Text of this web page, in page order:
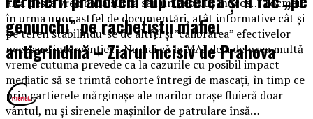
în urma unor astfel de documentări, atât informative cât și
pe teren stabilindu-se de altfel și ”calibrarea” efectivelor
necesare intervenției… Numai că la MAI deja de prea multă
vreme cutuma prevede ca la cazurile cu posibil impact
mediatic să se trimtă cohorte întregi de mascați, în timp ce
prin cartierele mărginașe ale marilor orașe fluieră doar
vântul, nu și sirenele mașinilor de patrulare însă…
genunchi” pe rachetiștii mafiei
antigrindină – Ziarul Incisiv de Prahova